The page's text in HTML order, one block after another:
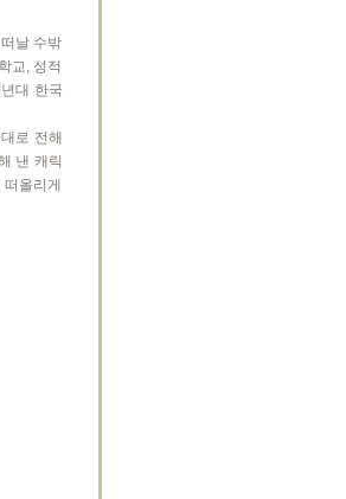
날 수밖
교, 성적
대 한국
로 전해
낸 캐릭
올리게